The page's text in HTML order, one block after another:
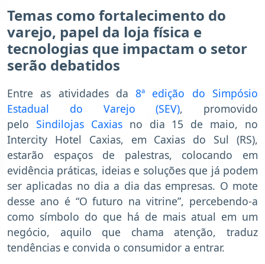
Temas como fortalecimento do
varejo, papel da loja física e
tecnologias que impactam o setor
serão debatidos
Entre as atividades da8ª edição do Simpósio
Estadual do Varejo (SEV), promovido
pelo Sindilojas Caxiasno dia 15 de maio, no
Intercity Hotel Caxias, em Caxias do Sul (RS),
estarão espaços de palestras, colocando em
evidência práticas, ideias e soluções que já podem
ser aplicadas no dia a dia das empresas. O mote
desse ano é “O futuro na vitrine”, percebendo-a
como símbolo do que há de mais atual em um
negócio, aquilo que chama atenção, traduz
tendências e convida o consumidor a entrar.